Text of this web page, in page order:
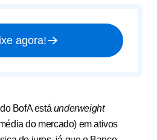
agora!
BofA está underweight
do mercado) em ativos